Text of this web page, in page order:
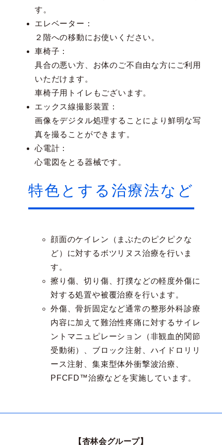
す。
エレベーター：
２階への移動にお使いください。
車椅子：
具合の悪い方、お体のご不自由な方にご利用
いただけます。
車椅子用トイレもございます。
エックス線撮影装置：
画像をデジタル処理することにより鮮明な写
真を撮ることができます。
心電計：
心電図をとる器械です。
特色とする治療法など
顔面のケイレン（まぶたのピクピクな
ど）に対するボツリヌス治療を行いま
す。
擦り傷、切り傷、打撲などの軽度外傷に
対する処置や被覆治療を行います。
外傷、骨折固定など通常の整形外科診療
内容に加えて難治性疼痛に対するサイレ
ントマニュピレーション（非観血的関節
受動術）、ブロック注射、ハイドロリリ
ース注射、集束型体外衝撃波治療、
PFCFD™治療などを実施しています。
【杏林会グループ】